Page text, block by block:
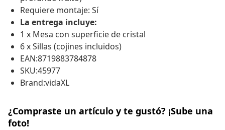
Requiere montaje: Sí
La entrega incluye:
1 x Mesa con superficie de cristal
6 x Sillas (cojines incluidos)
EAN:8719883784878
SKU:45977
Brand:vidaXL
¿Compraste un artículo y te gustó? ¡Sube una
foto!